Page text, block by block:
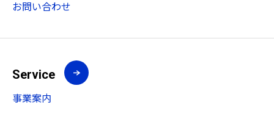
お問い合わせ
Service
事業案内